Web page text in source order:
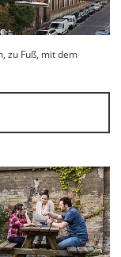
zu Fuß, mit dem